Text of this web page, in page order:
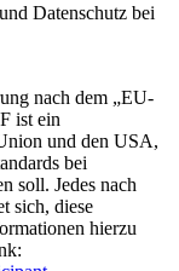
Datenschutz bei
nach dem „EU-
ist ein
und den USA,
bei
soll. Jedes nach
sich, diese
hierzu